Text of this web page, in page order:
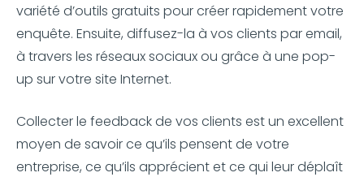
variété d’outils gratuits pour créer rapidement votre
enquête. Ensuite, diffusez-la à vos clients par email,
à travers les réseaux sociaux ou grâce à une pop-
up sur votre site Internet.
Collecter le feedback de vos clients est un excellent
moyen de savoir ce qu’ils pensent de votre
entreprise, ce qu’ils apprécient et ce qui leur déplaît